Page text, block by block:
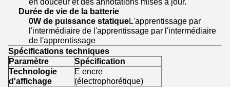
Durée de vie de la batterie
0W de puissance statiqueL'apprentissage par
l'intermédiaire de l'apprentissage par l'intermédiaire
de l'apprentissage
Spécifications techniques
Paramètre
Spécification
Technologie
d'affichage
E encre
(électrophorétique)